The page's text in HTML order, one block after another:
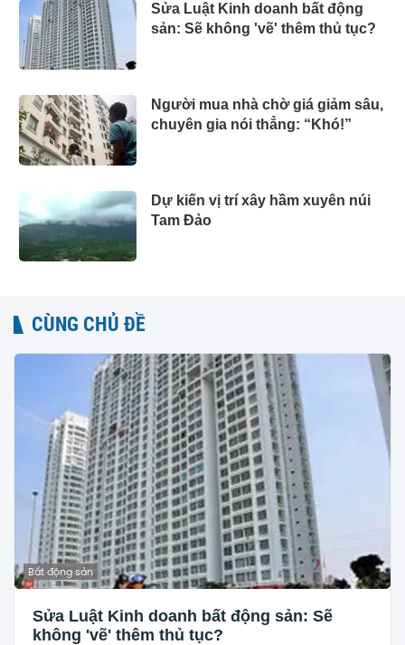
Sửa Luật Kinh doanh bất động
sản: Sẽ không 'vẽ' thêm thủ tục?
Người mua nhà chờ giá giảm sâu,
chuyên gia nói thẳng: “Khó!”
Dự kiến vị trí xây hầm xuyên núi
Tam Đảo
CÙNG CHỦ ĐỀ
Bất động sản
Sửa Luật Kinh doanh bất động sản: Sẽ
không 'vẽ' thêm thủ tục?